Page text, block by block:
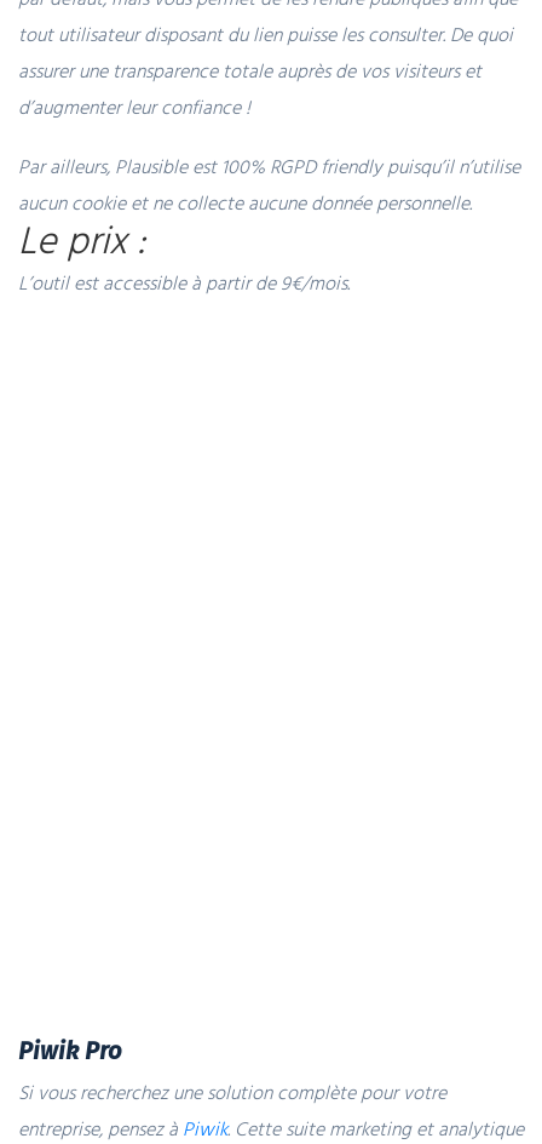
tout utilisateur disposant du lien puisse les consulter. De quoi
assurer une transparence totale auprès de vos visiteurs et
d’augmenter leur confiance !
Par ailleurs, Plausible est 100% RGPD friendly puisqu’il n’utilise
aucun cookie et ne collecte aucune donnée personnelle.
Le prix :
L’outil est accessible à partir de 9€/mois.
Piwik Pro
Si vous recherchez une solution complète pour votre
entreprise, pensez à Piwik. Cette suite marketing et analytique